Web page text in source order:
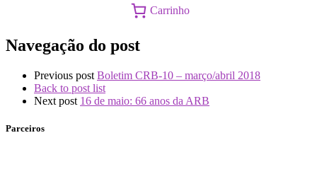
Carrinho
Navegação do post
Previous post Boletim CRB-10 – março/abril 2018
Back to post list
Next post 16 de maio: 66 anos da ARB
Parceiros